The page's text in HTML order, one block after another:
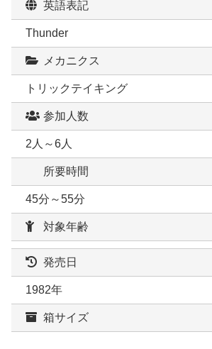
英語表記
Thunder
メカニクス
トリックテイキング
参加人数
2人～6人
所要時間
45分～55分
対象年齢
発売日
1982年
箱サイズ